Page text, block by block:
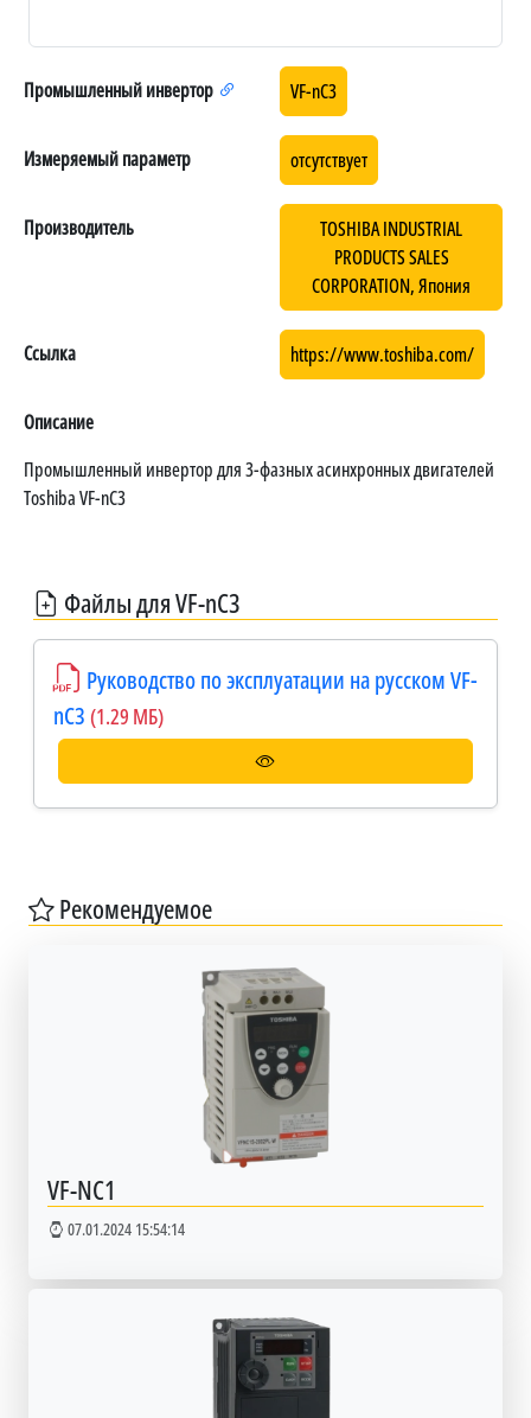
Промышленный инвертор VF-nC3
Измеряемый параметр отсутствует
Производитель
TOSHIBA INDUSTRIAL
PRODUCTS SALES
CORPORATION, Япония
Ссылка https://www.toshiba.com/
Описание
Промышленный инвертор для 3-фазных асинхронных двигателей
Toshiba VF-nC3
Файлы для VF-nC3
Руководство по эксплуатации на русском VF-
nC3 (1.29 МБ)
Рекомендуемое
VF-NC1
07.01.2024 15:54:14